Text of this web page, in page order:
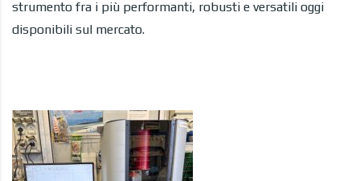
strumento fra i più performanti, robusti e versatili oggi
disponibili sul mercato.